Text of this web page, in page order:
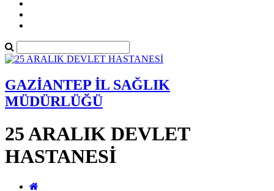
GAZİANTEP İL SAĞLIK
MÜDÜRLÜĞÜ
25 ARALIK DEVLET
HASTANESİ